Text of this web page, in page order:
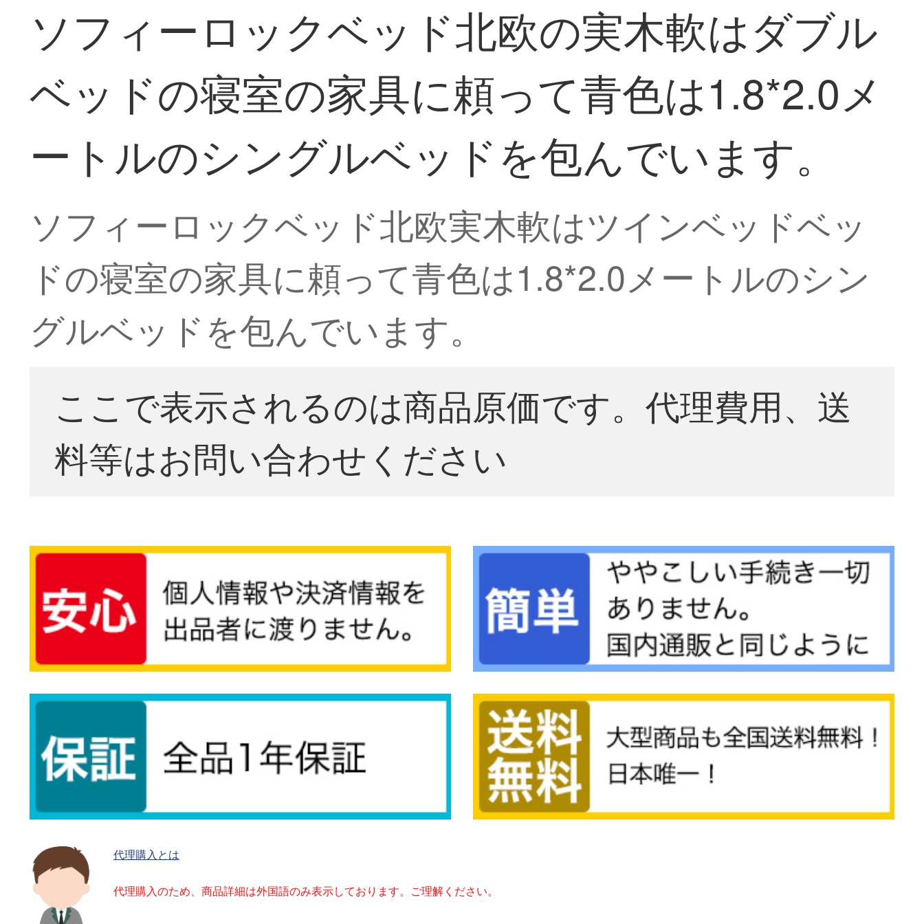
ソフィーロックベッド北欧の実木軟はダブル
ベッドの寝室の家具に頼って青色は1.8*2.0メ
ートルのシングルベッドを包んでいます。
ソフィーロックベッド北欧実木軟はツインベッドベッ
ドの寝室の家具に頼って青色は1.8*2.0メートルのシン
グルベッドを包んでいます。
ここで表示されるのは商品原価です。代理費用、送
料等はお問い合わせください
代理購入とは
代理購入のため、商品詳細は外国語のみ表示しております。ご理解ください。